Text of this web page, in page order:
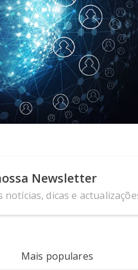
Newsletter
notícias, dicas e
Mais populares